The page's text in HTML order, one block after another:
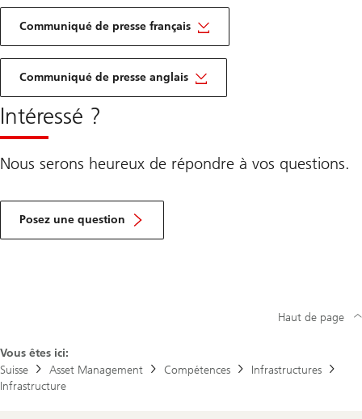
Communiqué de presse français
Communiqué de presse anglais
Intéressé ?
Nous serons heureux de répondre à vos questions.
Posez une question
Vous êtes ici:
Suisse
Asset Management Compétences
Infrastructures
Infrastructure
Haut de page